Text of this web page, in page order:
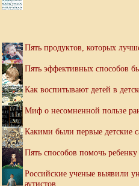
Пять продуктов, которых
Пять эффективных способов
Как воспитывают детей в
Миф о несомненной пользе
Какими были первые детские
Пять способов помочь
Российские ученые выявили
аутистов